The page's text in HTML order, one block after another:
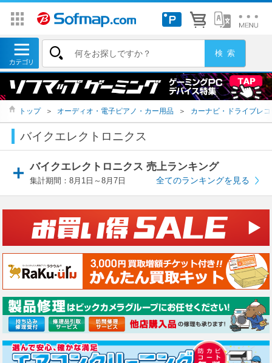
トップ ＞ オーディオ・電子ピアノ・カー用品 ＞ カーナビ・ドライブレ
バイクエレクトロニクス
バイクエレクトロニクス 売上ランキング
集計期間：8月1日～8月7日 全てのランキングを見る